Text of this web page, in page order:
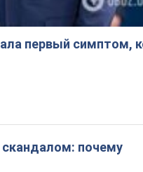
первый симптом,
скандалом: почему